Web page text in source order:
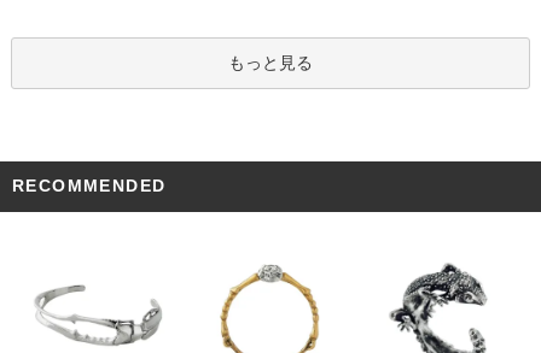
もっと見る
RECOMMENDED